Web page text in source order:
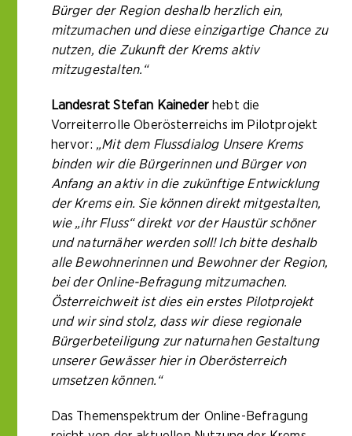
Bürger der Region deshalb herzlich ein,
mitzumachen und diese einzigartige Chance zu
nutzen, die Zukunft der Krems aktiv
mitzugestalten.“
Landesrat Stefan Kainederhebt die
Vorreiterrolle Oberösterreichs im Pilotprojekt
hervor: „Mit dem Flussdialog Unsere Krems
binden wir die Bürgerinnen und Bürger von
Anfang an aktiv in die zukünftige Entwicklung
der Krems ein. Sie können direkt mitgestalten,
wie „ihr Fluss“ direkt vor der Haustür schöner
und naturnäher werden soll! Ich bitte deshalb
alle Bewohnerinnen und Bewohner der Region,
bei der Online-Befragung mitzumachen.
Österreichweit ist dies ein erstes Pilotprojekt
und wir sind stolz, dass wir diese regionale
Bürgerbeteiligung zur naturnahen Gestaltung
unserer Gewässer hier in Oberösterreich
umsetzen können.“
Das Themenspektrum der Online-Befragung